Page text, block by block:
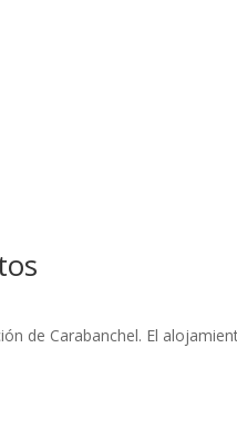
de Carabanchel. El